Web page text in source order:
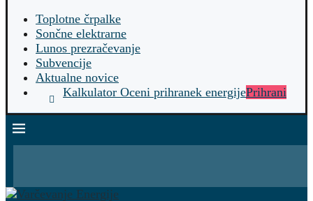
Toplotne črpalke
Sončne elektrarne
Lunos prezračevanje
Subvencije
Aktualne novice
Kalkulator Oceni prihranek energijePrihrani